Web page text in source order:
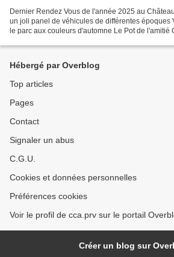
Dernier Rendez Vous de l'année 2025 au
un joli panel de véhicules de différentes époques
le parc aux couleurs d'automne Le Pot de l'amitié
Hébergé par Overblog
Top articles
Pages
Contact
Signaler un abus
C.G.U.
Cookies et données personnelles
Préférences cookies
Voir le profil de cca.prv sur le portail
Créer un blog sur